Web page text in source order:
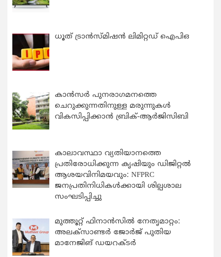
ധൂത് ട്രാൻസ്മിഷൻ ലിമിറ്റഡ് ഐപിഒ
കാന്‍സര്‍ പുനരാഗമനത്തെ
ചെറുക്കുന്നതിനുള്ള മരുന്നുകള്‍
വികസിപ്പിക്കാന്‍ ബ്രിക്-ആര്‍ജിസിബി
കാലാവസ്ഥാ വ്യതിയാനത്തെ
പ്രതിരോധിക്കുന്ന കൃഷിയും ഡിജിറ്റൽ
ആശയവിനിമയവും: NFPRC
ജനപ്രതിനിധികൾക്കായി ശില്പശാല
സംഘടിപ്പിച്ചു
മുത്തൂറ്റ് ഫിനാൻസിൽ നേതൃമാറ്റം:
അലക്സാണ്ടർ ജോർജ് പുതിയ
മാനേജിങ് ഡയറക്ടർ